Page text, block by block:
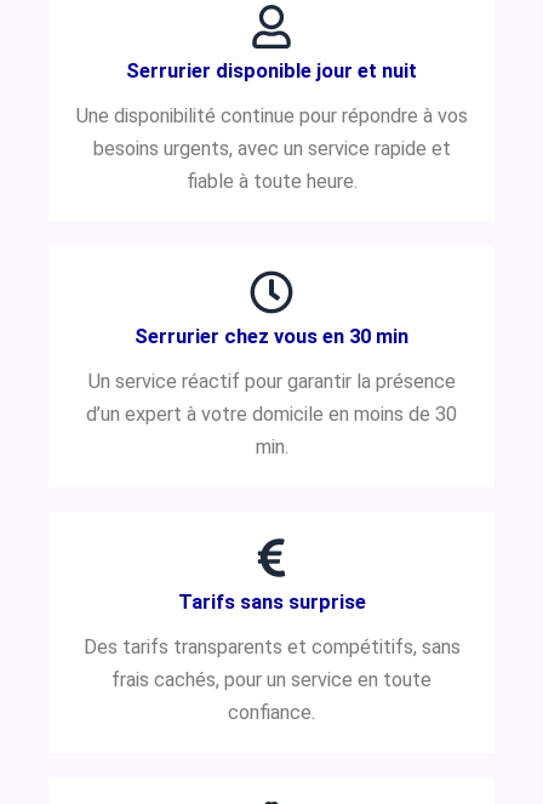
Serrurier disponible jour et nuit
Une disponibilité continue pour répondre à vos
besoins urgents, avec un service rapide et
fiable à toute heure.
Serrurier chez vous en 30 min
Un service réactif pour garantir la présence
d’un expert à votre domicile en moins de 30
min.
Tarifs sans surprise
Des tarifs transparents et compétitifs, sans
frais cachés, pour un service en toute
confiance.